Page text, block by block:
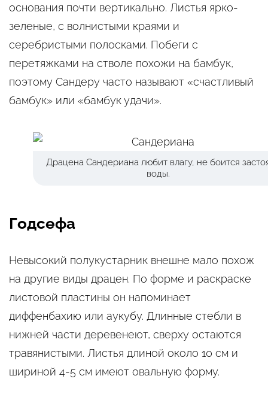
основания почти вертикально. Листья ярко-
зеленые, с волнистыми краями и
серебристыми полосками. Побеги с
перетяжками на стволе похожи на бамбук,
поэтому Сандеру часто называют «счастливый
бамбук» или «бамбук удачи».
Драцена Сандериана любит влагу, не боится
воды.
Годсефа
Невысокий полукустарник внешне мало похож
на другие виды драцен. По форме и раскраске
листовой пластины он напоминает
диффенбахию или аукубу. Длинные стебли в
нижней части деревенеют, сверху остаются
травянистыми. Листья длиной около 10 см и
шириной 4-5 см имеют овальную форму.